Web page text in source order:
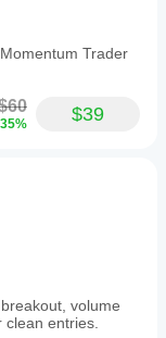
Trader
$39
volume
entries.